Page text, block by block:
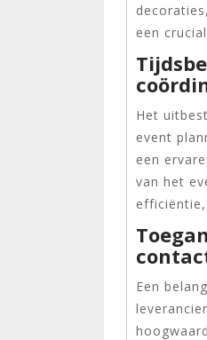
een
Het
event
een
van het
Een